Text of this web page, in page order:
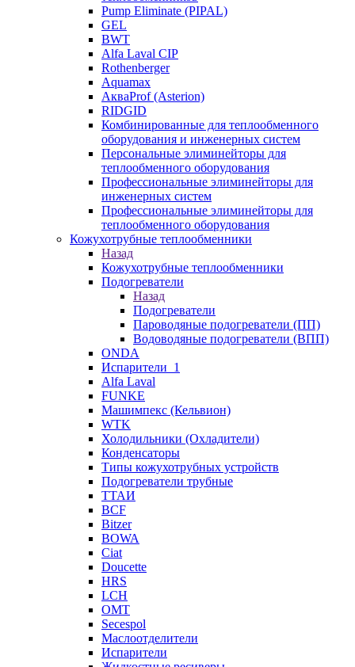
Pump Eliminate (PIPAL)
GEL
BWT
Alfa Laval CIP
Rothenberger
Aquamax
АкваProf (Asterion)
RIDGID
Комбинированные для теплообменного
оборудования и инженерных систем
Персональные элиминейторы для
теплообменного оборудования
Профессиональные элиминейторы для
инженерных систем
Профессиональные элиминейторы для
теплообменного оборудования
Кожухотрубные теплообменники
Назад
Кожухотрубные теплообменники
Подогреватели
Назад
Подогреватели
Пароводяные подогреватели (ПП)
Водоводяные подогреватели (ВПП)
ONDA
Испарители_1
Alfa Laval
FUNKE
Машимпекс (Кельвион)
WTK
Холодильники (Охладители)
Конденсаторы
Типы кожухотрубных устройств
Подогреватели трубные
ТТАИ
BCF
Bitzer
BOWA
Ciat
Doucette
HRS
LCH
OMT
Secespol
Маслоотделители
Испарители